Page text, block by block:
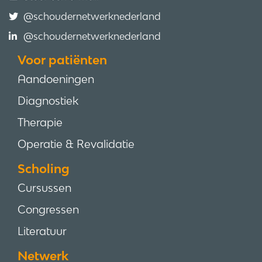
@schoudernetwerknederland
@schoudernetwerknederland
Voor patiënten
Aandoeningen
Diagnostiek
Therapie
Operatie & Revalidatie
Scholing
Cursussen
Congressen
Literatuur
Netwerk